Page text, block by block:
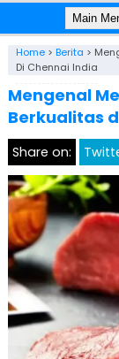
Home> Berita >
Di Chennai India
Mengenal
Berkualitas
Share on: